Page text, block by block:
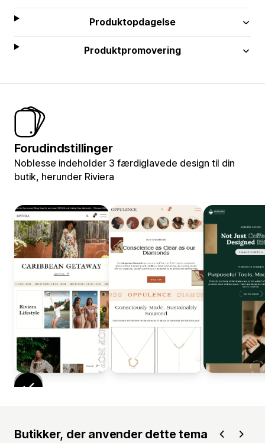
Produktopdagelse
Produktpromovering
Forudindstillinger
Noblesse indeholder 3 færdiglavede design til din
butik, herunder Riviera
Butikker, der anvender dette tema